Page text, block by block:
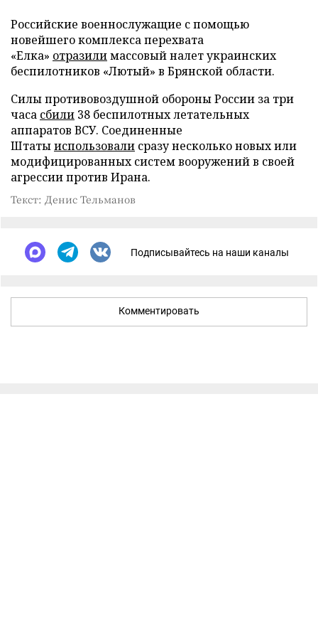
Российские военнослужащие с помощью
новейшего комплекса перехвата
«Елка» отразилимассовый налет украинских
беспилотников «Лютый» в Брянской области.
Силы противовоздушной обороны России за три
часа сбили 38 беспилотных летательных
аппаратов ВСУ. Соединенные
Штатыиспользовали сразу несколько новых или
модифицированных систем вооружений в своей
агрессии против Ирана.
Текст: Денис Тельманов
Подписывайтесь на наши каналы
Комментировать